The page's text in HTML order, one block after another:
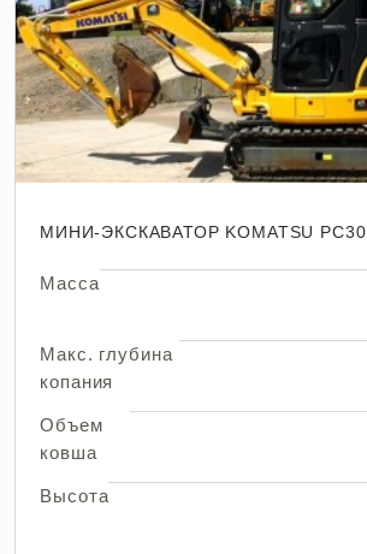
МИНИ-ЭКСКАВАТОР KOMATSU PC30
Масса
Макс. глубина
копания
Объем
ковша
Высота